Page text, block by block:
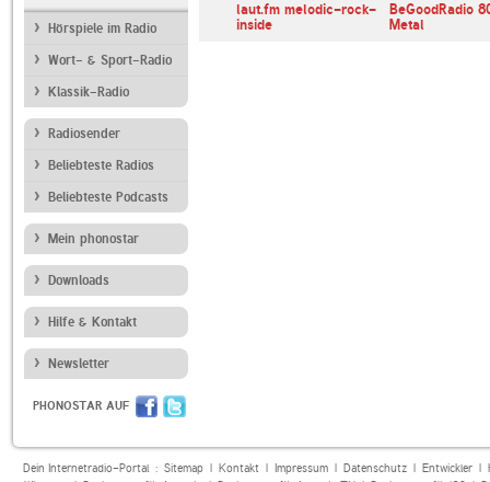
Hörspiele im Radio
Wort- & Sport-Radio
Klassik-Radio
Radiosender
Beliebteste Radios
Beliebteste Podcasts
Mein phonostar
Downloads
Hilfe & Kontakt
Newsletter
PHONOSTAR AUF
laut.fm melodic-rock-
inside
BeGoodRadio
Metal
Dein Internetradio-Portal : Sitemap| Kontakt| Impressum| Datenschutz| Entwickler|